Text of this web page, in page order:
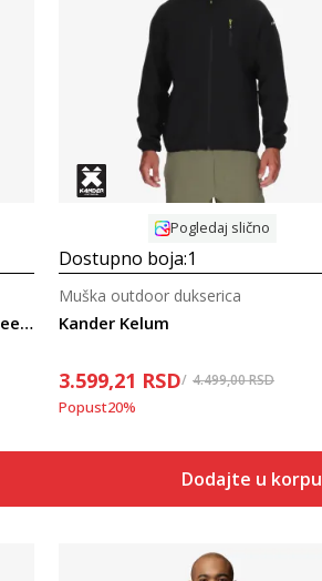
Columbia Helvetia™ II Half Snap Fleece
Pogledaj slično
Dostupno boja:1
Kander Kelum
Muška outdoor dukserica
3.599,21 RSD 4.499,00RSD
Popust20%
Dodajte u korpu